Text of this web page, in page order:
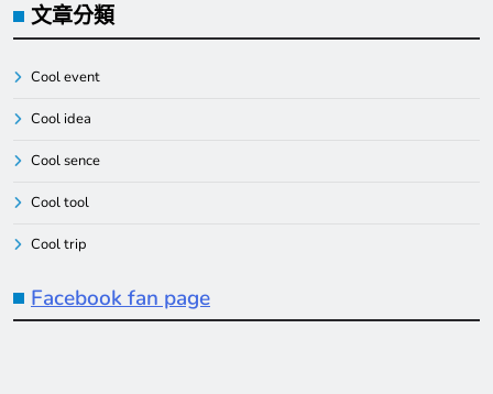
文章分類
Cool event
Cool idea
Cool sence
Cool tool
Cool trip
Facebook fan page